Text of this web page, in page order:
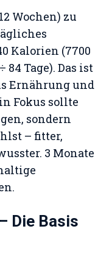
Wochen) zu
Kalorien (7700
84 Tage). Das ist
Ernährung und
Fokus sollte
sondern
– fitter,
3 Monate
Die Basis